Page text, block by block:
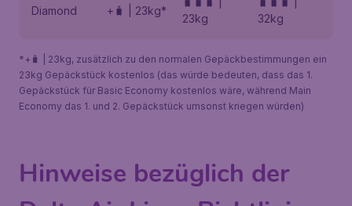
Diamond +🧳 | 23kg*
23kg
32kg
*+🧳 | 23kg, zusätzlich zu den normalen Gepäckbestimmungen ein
23kg Gepäckstück kostenlos (das würde bedeuten, dass das 1.
Gepäckstück für Basic Economy kostenlos wäre, während Main
Economy das 1. und 2. Gepäckstück umsonst kriegen würden)
Hinweise bezüglich der